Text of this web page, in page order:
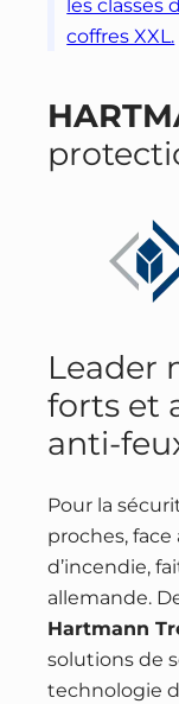
coffres XXL.
Leader
forts et
anti-
Pour la
proches, face
d’incendie,
allemande.
Hartmann
solutions de
technologie